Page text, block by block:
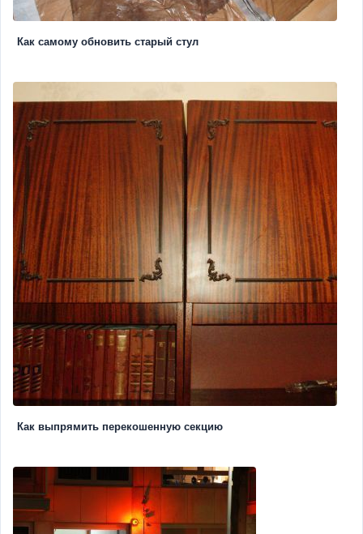
Как самому обновить старый стул
Как выпрямить перекошенную секцию